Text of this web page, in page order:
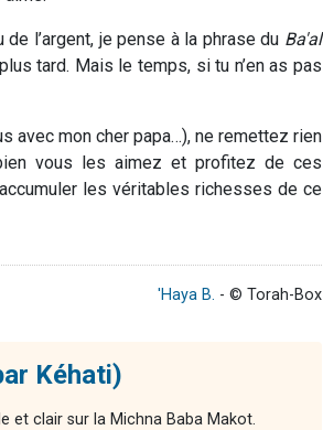
l’argent, je pense à la phrase du Ba'al
tard. Mais le temps, si tu n’en as pas
avec mon cher papa…), ne remettez rien
vous les aimez et profitez de ces
les véritables richesses de ce
'Haya B. - © Torah-Box
Kéhati)
et clair sur la Michna Baba Makot.